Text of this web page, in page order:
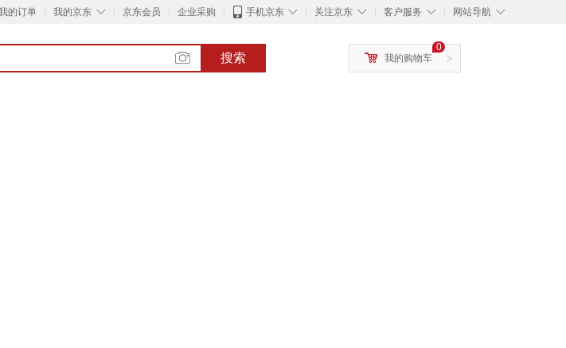
的订单 ◇
我的京东 京东会员 企业采购 ◇
手机京东 ◇
关注京东 ◇
客户服务 ◇
网站导航
搜索 >
0
我的购物车